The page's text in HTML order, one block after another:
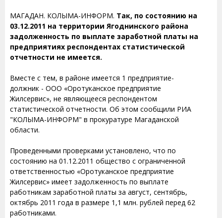
МАГАДАН. КОЛЫМА-ИНФОРМ. Так, по состоянию на
03.12.2011 на территории Ягоднинского района
задолженность по выплате заработной платы на
предприятиях респондентах статистической
отчетности не имеется.
Вместе с тем, в районе имеется 1 предприятие-
должник - ООО «Оротуканское предприятие
Жилсервис», не являющееся респондентом
статистической отчетности. Об этом сообщили РИА
"КОЛЫМА-ИНФОРМ" в прокуратуре Магаданской
области.
Проведенными проверками установлено, что по
состоянию на 01.12.2011 общество с ограниченной
ответственностью «Оротуканское предприятие
Жилсервис» имеет задолженность по выплате
работникам заработной платы за август, сентябрь,
октябрь 2011 года в размере 1,1 млн. рублей перед 62
работниками.